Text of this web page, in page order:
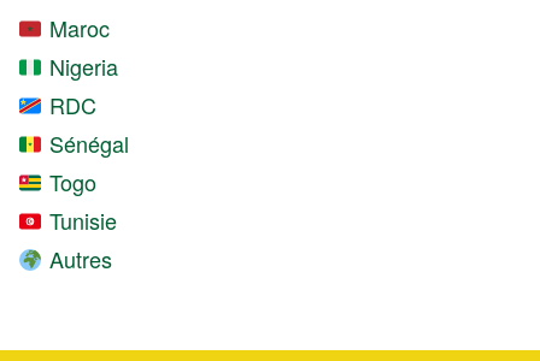
Maroc
Nigeria
RDC
Sénégal
Togo
Tunisie
Autres